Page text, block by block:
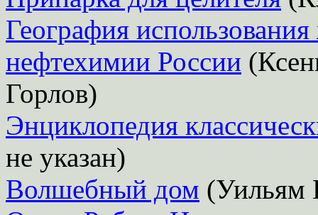
География
нефтехимии России
Горлов)
Энциклопедия
не указан)
Волшебный дом (Уильям